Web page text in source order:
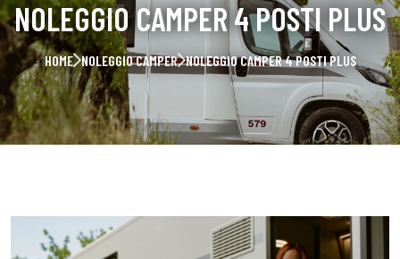
NOLEGGIO CAMPER 4 POSTI PLUS
HOME NOLEGGIO CAMPER NOLEGGIO CAMPER 4 POSTI PLUS